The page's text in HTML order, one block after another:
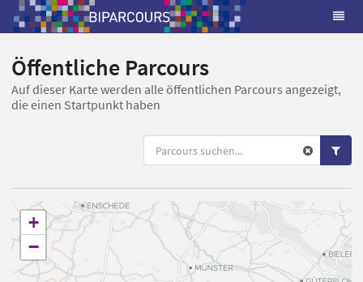
Öffentliche Parcours
Auf dieser Karte werden alle öffentlichen Parcours angezeigt,
die einen Startpunkt haben
+
−